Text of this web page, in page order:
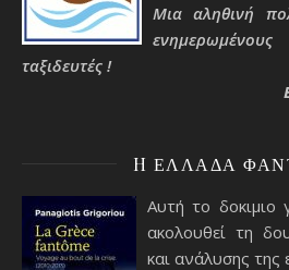
Μια αληθινή
ταξιδευτές !
H ΕΛΛΆΔΑ
Αυτή το δοκιμιο
ακολουθεί τη
και ανάλυσης της